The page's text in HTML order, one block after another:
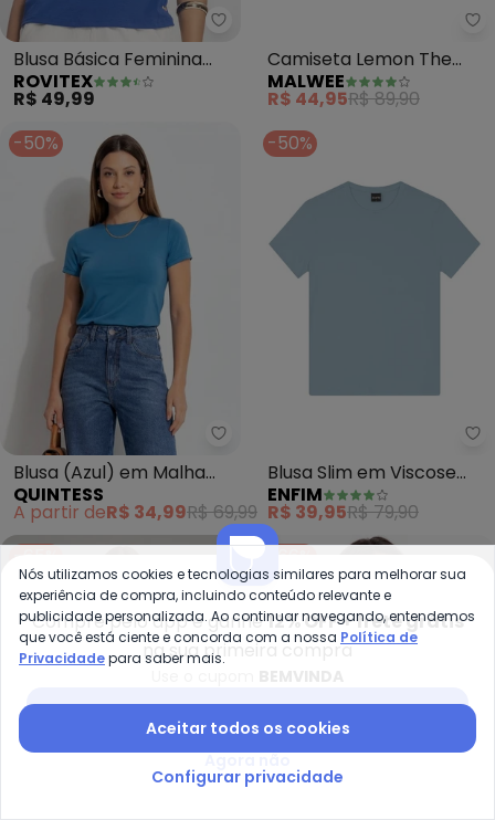
Rovitex - Blusa Básica Feminina
Blusa Básica Feminina
(Azul)
ROVITEX
R$ 49,99
Camiseta Lemon The
Taste Of Joy (Azul
Pastel)
MALWEE
R$ 44,95R$ 89,90
-50%
Quintess - Blusa (Azul) em
Blusa (Azul) em Malha
Fria
QUINTESS
A partir deR$ 34,99R$ 69,99
-50%
Blusa Slim em Viscose
(Azul Pastel)
ENFIM
R$ 39,95R$ 79,90
Compre pelo app e ganhe12% OFF + frete grátis
na sua primeira compra
Nós utilizamos cookies e tecnologias similares para melhorar sua
experiência de compra, incluindo conteúdo relevante e
publicidade personalizada. Ao continuar navegando, entendemos
que você está ciente e concorda com a nossa Política de
Privacidadepara saber mais.
Aceitar todos os cookies
Configurar privacidade